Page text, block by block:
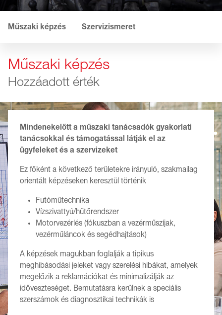
Műszaki képzés Szervizismeret
Műszaki képzés
Hozzáadott érték
Mindenekelőtt a műszaki tanácsadók gyakorlati
tanácsokkal és támogatással látják el az
ügyfeleket és a szervizeket
Ez főként a következő területekre irányuló, szakmailag
orientált képzéseken keresztül történik
Futóműtechnika
Vízszivattyú/hűtőrendszer
Motorvezérlés (fókuszban a vezérműszíjak,
vezérműláncok és segédhajtások)
A képzések magukban foglalják a tipikus
meghibásodási jeleket vagy szerelési hibákat, amelyek
megelőzik a reklamációkat és minimalizálják az
időveszteséget. Bemutatásra kerülnek a speciális
szerszámok és diagnosztikai technikák is